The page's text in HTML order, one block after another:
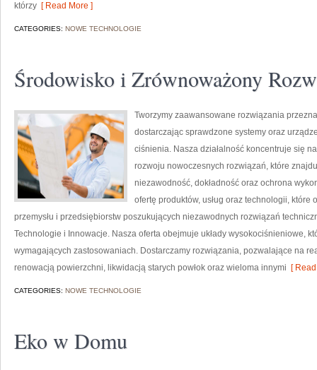
którzy [ Read More ]
CATEGORIES: NOWE TECHNOLOGIE
Środowisko i Zrównoważony
Tworzymy zaawansowane rozwiązania
dostarczając sprawdzone systemy oraz
ciśnienia. Nasza działalność koncentruje się
rozwoju nowoczesnych rozwiązań, które
niezawodność, dokładność oraz ochrona
ofertę produktów, usług oraz technologii,
przemysłu i przedsiębiorstw poszukujących niezawodnych rozwiązań
Technologie i Innowacje. Nasza oferta obejmuje układy wysokociśnieniowe,
wymagających zastosowaniach. Dostarczamy rozwiązania, pozwalające na
renowacją powierzchni, likwidacją starych powłok oraz wieloma innymi [
CATEGORIES: NOWE TECHNOLOGIE
Eko w Domu